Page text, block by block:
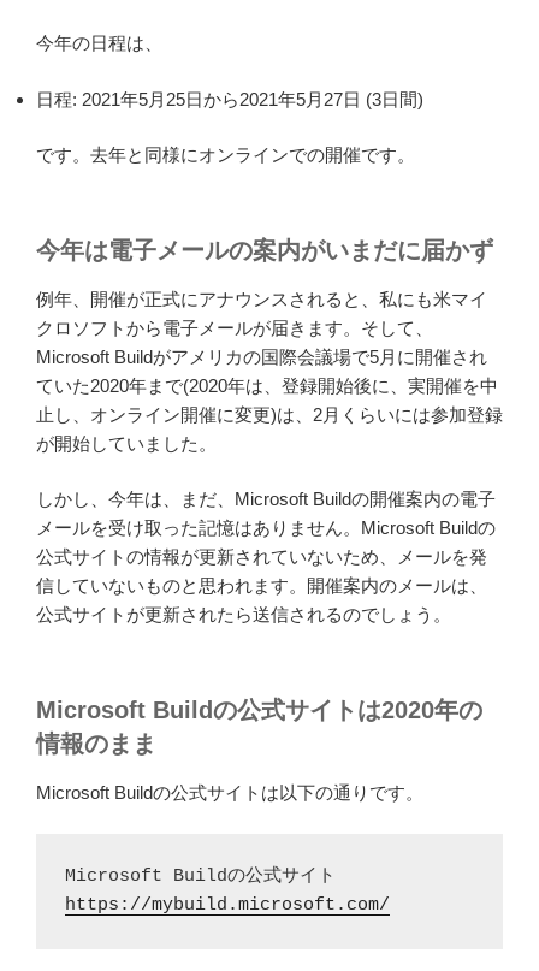
今年の日程は、
日程: 2021年5月25日から2021年5月27日 (3日間)
です。去年と同様にオンラインでの開催です。
今年は電子メールの案内がいまだに届かず
例年、開催が正式にアナウンスされると、私にも米マイ
クロソフトから電子メールが届きます。そして、
Microsoft Buildがアメリカの国際会議場で5月に開催され
ていた2020年まで(2020年は、登録開始後に、実開催を中
止し、オンライン開催に変更)は、2月くらいには参加登録
が開始していました。
しかし、今年は、まだ、Microsoft Buildの開催案内の電子
メールを受け取った記憶はありません。Microsoft Buildの
公式サイトの情報が更新されていないため、メールを発
信していないものと思われます。開催案内のメールは、
公式サイトが更新されたら送信されるのでしょう。
Microsoft Buildの公式サイトは2020年の
情報のまま
Microsoft Buildの公式サイトは以下の通りです。
https://mybuild.microsoft.com/